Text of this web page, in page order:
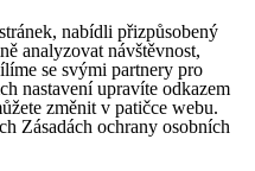
nabídli přizpůsobený
analyzovat návštěvnost,
se svými partnery pro
nastavení upravíte odkazem
změnit v patičce webu.
Zásadách ochrany osobních